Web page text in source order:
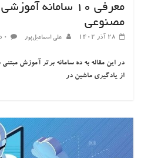
معرفی ۱۰ سامانه
مصنوعی
۲۸ آذر ۱۴۰۲ علی اسماعیل‌پور ۰ دیدگاه
در این مقاله به ده سامانه برتر آموزش
از یادگیری ماشین در